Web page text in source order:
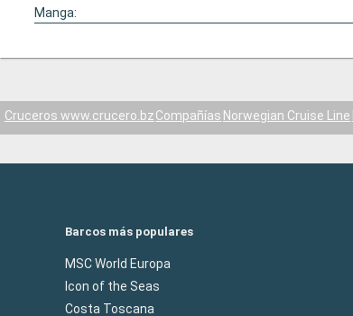
Manga:
Cruceros www.crucero.bzCompañías Norwegian Cruise Line
Barcos más populares
MSC World Europa
Icon of the Seas
Costa Toscana